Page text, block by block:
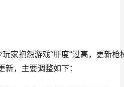
玩家抱怨游戏“肝度”过高，更新
，主要调整如下：